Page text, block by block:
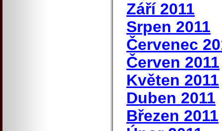
Září 2011
Srpen 2011
Červenec
Červen 2011
Květen 2011
Duben 2011
Březen 2011